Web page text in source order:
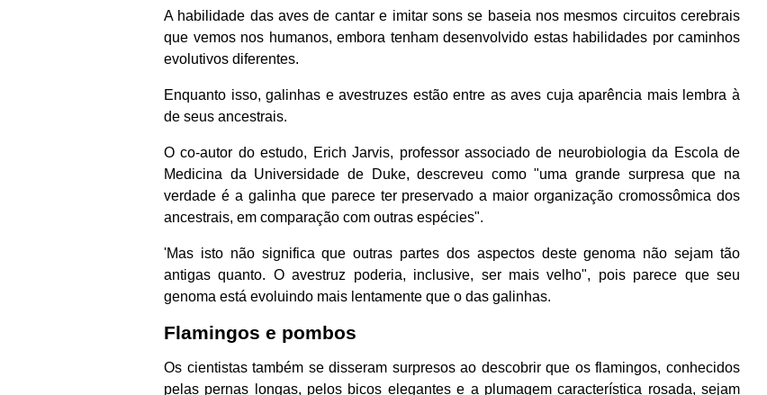
A habilidade das aves de cantar e imitar sons se baseia nos mesmos circuitos cerebrais
que vemos nos humanos, embora tenham desenvolvido estas habilidades por caminhos
evolutivos diferentes.
Enquanto isso, galinhas e avestruzes estão entre as aves cuja aparência mais lembra à
de seus ancestrais.
O co-autor do estudo, Erich Jarvis, professor associado de neurobiologia da Escola de
Medicina da Universidade de Duke, descreveu como "uma grande surpresa que na
verdade é a galinha que parece ter preservado a maior organização cromossômica dos
ancestrais, em comparação com outras espécies".
'Mas isto não significa que outras partes dos aspectos deste genoma não sejam tão
antigas quanto. O avestruz poderia, inclusive, ser mais velho", pois parece que seu
genoma está evoluindo mais lentamente que o das galinhas.
Flamingos e pombos
Os cientistas também se disseram surpresos ao descobrir que os flamingos, conhecidos
pelas pernas longas, pelos bicos elegantes e a plumagem característica rosada, sejam